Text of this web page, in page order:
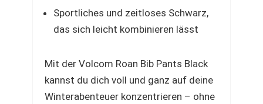
Sportliches und zeitloses Schwarz,
das sich leicht kombinieren lässt
Mit der Volcom Roan Bib Pants Black
kannst du dich voll und ganz auf deine
Winterabenteuer konzentrieren – ohne